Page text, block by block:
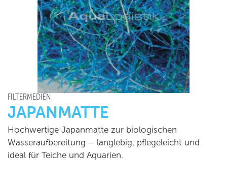
FILTERMEDIEN
JAPANMATTE
Hochwertige Japanmatte zur biologischen
Wasseraufbereitung – langlebig, pflegeleicht und
ideal für Teiche und Aquarien.